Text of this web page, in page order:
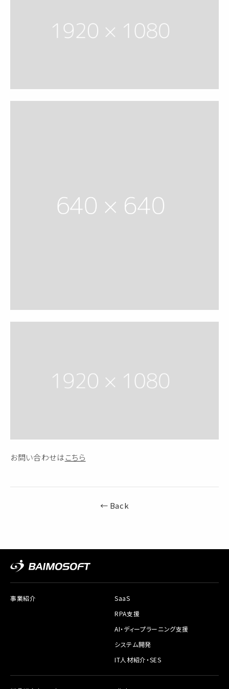
お問い合わせはこちら
← Back
事業紹介
SaaS
RPA支援
AI・ディープラーニング支援
システム開発
IT人材紹介・SES